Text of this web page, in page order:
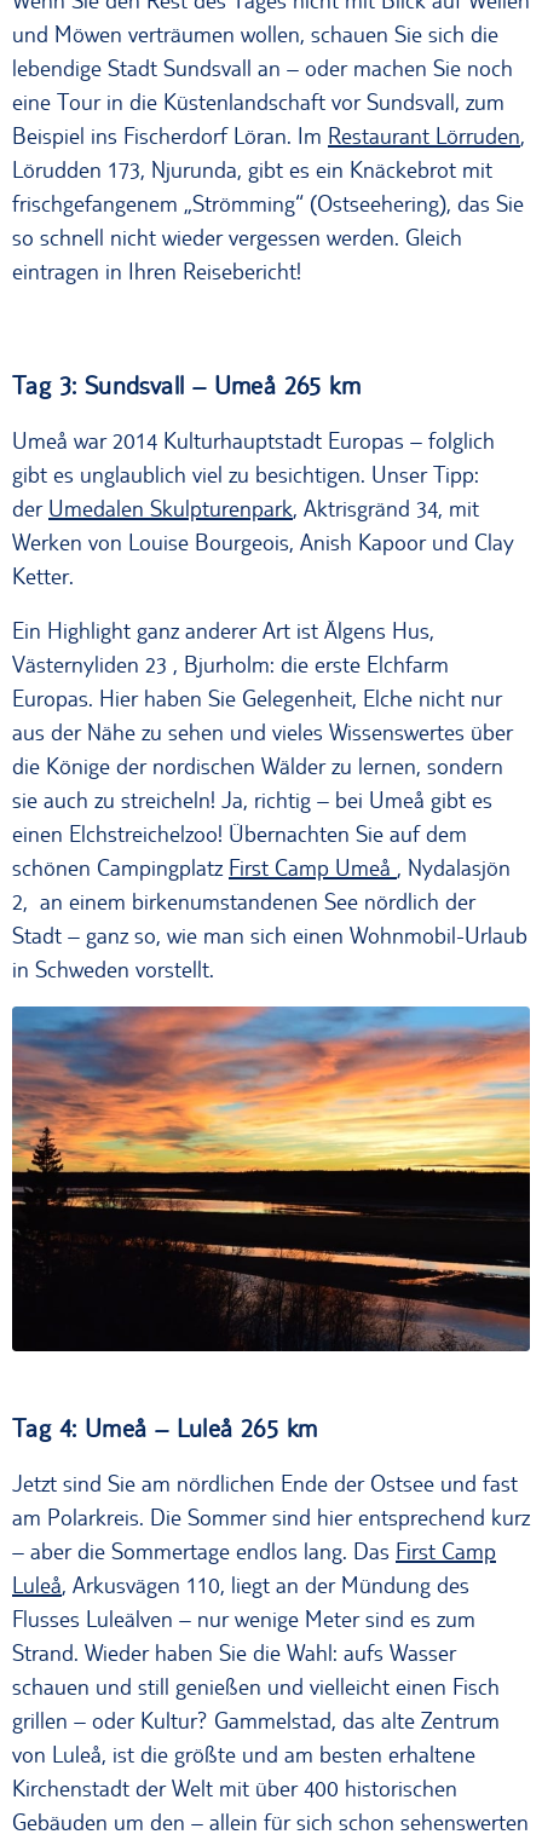
und Möwen verträumen wollen, schauen Sie sich die
lebendige Stadt Sundsvall an – oder machen Sie noch
eine Tour in die Küstenlandschaft vor Sundsvall, zum
Beispiel ins Fischerdorf Löran. Im Restaurant Lörruden,
Lörudden 173, Njurunda, gibt es ein Knäckebrot mit
frischgefangenem „Strömming“ (Ostseehering), das Sie
so schnell nicht wieder vergessen werden. Gleich
eintragen in Ihren Reisebericht!
Tag 3: Sundsvall – Umeå 265 km
Umeå war 2014 Kulturhauptstadt Europas – folglich
gibt es unglaublich viel zu besichtigen. Unser Tipp:
der Umedalen Skulpturenpark, Aktrisgränd 34, mit
Werken von Louise Bourgeois, Anish Kapoor und Clay
Ketter.
Ein Highlight ganz anderer Art ist Älgens Hus,
Västernyliden 23 , Bjurholm: die erste Elchfarm
Europas. Hier haben Sie Gelegenheit, Elche nicht nur
aus der Nähe zu sehen und vieles Wissenswertes über
die Könige der nordischen Wälder zu lernen, sondern
sie auch zu streicheln! Ja, richtig – bei Umeå gibt es
einen Elchstreichelzoo! Übernachten Sie auf dem
schönen Campingplatz First Camp Umeå , Nydalasjön
2, an einem birkenumstandenen See nördlich der
Stadt – ganz so, wie man sich einen Wohnmobil-Urlaub
in Schweden vorstellt.
Sonnenuntergang an der Küste von Umeå
Tag 4: Umeå – Luleå 265 km
Jetzt sind Sie am nördlichen Ende der Ostsee und fast
am Polarkreis. Die Sommer sind hier entsprechend kurz
– aber die Sommertage endlos lang. Das First Camp
Luleå, Arkusvägen 110, liegt an der Mündung des
Flusses Luleälven – nur wenige Meter sind es zum
Strand. Wieder haben Sie die Wahl: aufs Wasser
schauen und still genießen und vielleicht einen Fisch
grillen – oder Kultur? Gammelstad, das alte Zentrum
von Luleå, ist die größte und am besten erhaltene
Kirchenstadt der Welt mit über 400 historischen
Gebäuden um den – allein für sich schon sehenswerten